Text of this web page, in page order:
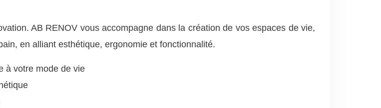
AB RENOV vous accompagne dans la création de vos espaces de vie,
en alliant esthétique, ergonomie et fonctionnalité.
à votre mode de vie